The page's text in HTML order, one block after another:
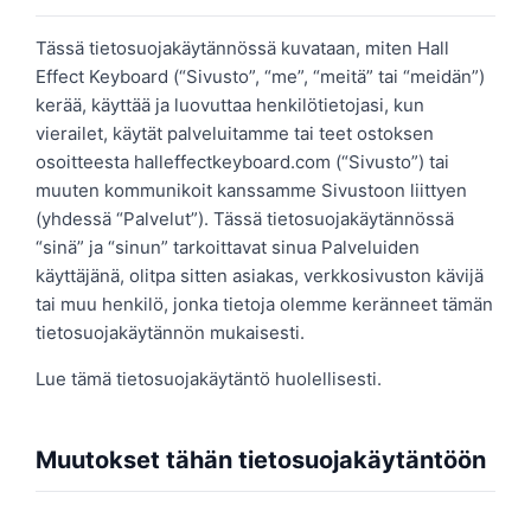
Tässä tietosuojakäytännössä kuvataan, miten Hall
Effect Keyboard (“Sivusto”, “me”, “meitä” tai “meidän”)
kerää, käyttää ja luovuttaa henkilötietojasi, kun
vierailet, käytät palveluitamme tai teet ostoksen
osoitteesta halleffectkeyboard.com (“Sivusto”) tai
muuten kommunikoit kanssamme Sivustoon liittyen
(yhdessä “Palvelut”). Tässä tietosuojakäytännössä
“sinä” ja “sinun” tarkoittavat sinua Palveluiden
käyttäjänä, olitpa sitten asiakas, verkkosivuston kävijä
tai muu henkilö, jonka tietoja olemme keränneet tämän
tietosuojakäytännön mukaisesti.
Lue tämä tietosuojakäytäntö huolellisesti.
Muutokset tähän tietosuojakäytäntöön